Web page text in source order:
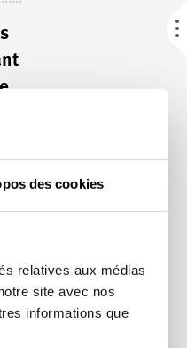
des cookies
relatives aux médias
site avec nos
informations que
efficacité
de
un soutien
30 francs et,
Davos a reçu
28’000
de